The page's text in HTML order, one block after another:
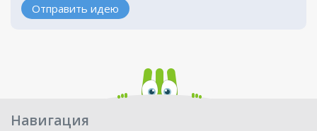
Отправить идею
Навигация